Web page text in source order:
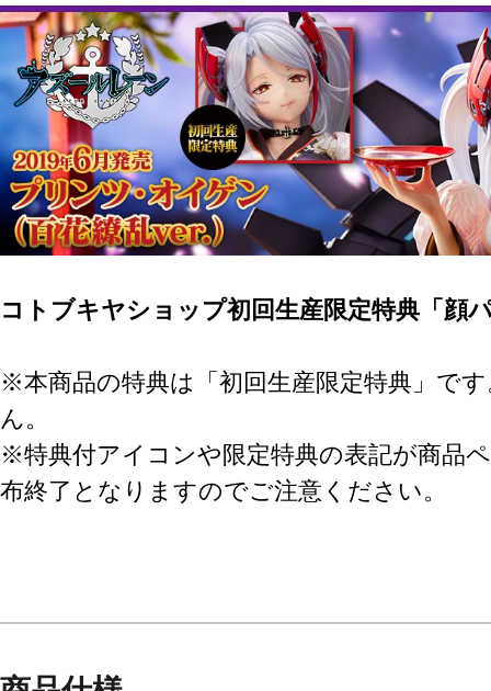
コトブキヤショップ初回生産限定特典「顔
※本商品の特典は「初回生産限定特典」で
ん。
※特典付アイコンや限定特典の表記が商品
布終了となりますのでご注意ください。